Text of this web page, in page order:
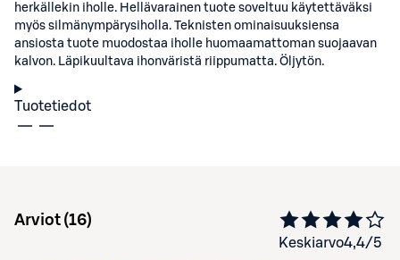
herkällekin iholle. Hellävarainen tuote soveltuu käytettäväksi
myös silmänympärysiholla. Teknisten ominaisuuksiensa
ansiosta tuote muodostaa iholle huomaamattoman suojaavan
kalvon. Läpikuultava ihonväristä riippumatta. Öljytön.
Tuotetiedot
Arviot (16)
Keskiarvo4,4/5